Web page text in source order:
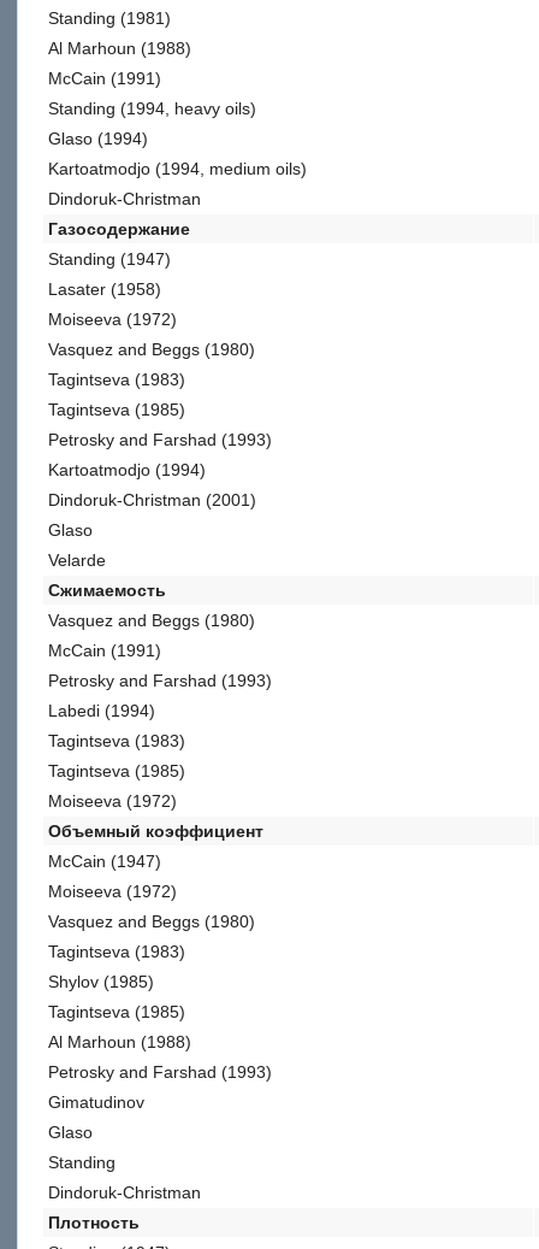
Standing (1981)
Al Marhoun (1988)
McCain (1991)
Standing (1994, heavy oils)
Glaso (1994)
Kartoatmodjo (1994, medium oils)
Dindoruk-Christman
Газосодержание
Standing (1947)
Lasater (1958)
Moiseeva (1972)
Vasquez and Beggs (1980)
Tagintseva (1983)
Tagintseva (1985)
Petrosky and Farshad (1993)
Kartoatmodjo (1994)
Dindoruk-Christman (2001)
Glaso
Velarde
Сжимаемость
Vasquez and Beggs (1980)
McCain (1991)
Petrosky and Farshad (1993)
Labedi (1994)
Tagintseva (1983)
Tagintseva (1985)
Moiseeva (1972)
Объемный коэффициент
McCain (1947)
Moiseeva (1972)
Vasquez and Beggs (1980)
Tagintseva (1983)
Shylov (1985)
Tagintseva (1985)
Al Marhoun (1988)
Petrosky and Farshad (1993)
Gimatudinov
Glaso
Standing
Dindoruk-Christman
Плотность